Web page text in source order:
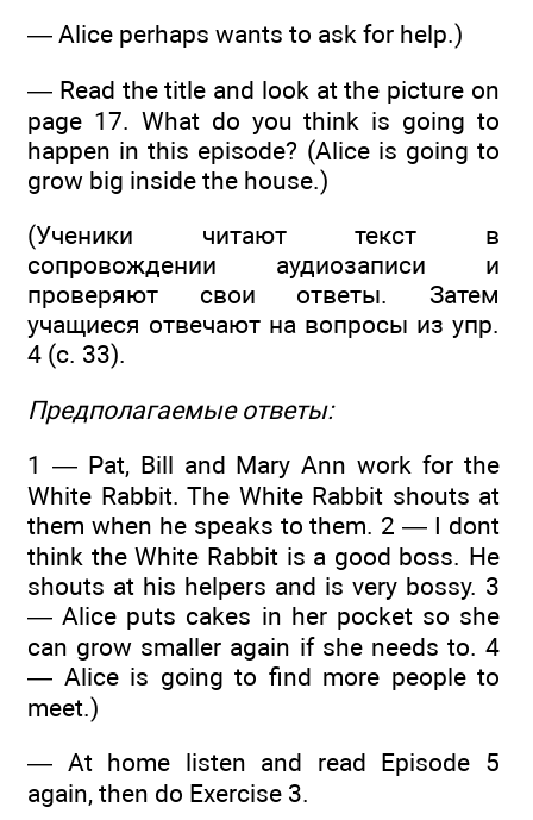
— Alice perhaps wants to ask for help.)
— Read the title and look at the picture on
page 17. What do you think is going to
happen in this episode? (Alice is going to
grow big inside the house.)
(Ученики читают текст в
сопровождении аудиозаписи и
проверяют свои ответы. Затем
учащиеся отвечают на вопросы из упр.
4 (с. 33).
Предполагаемые ответы:
1 — Pat, Bill and Mary Ann work for the
White Rabbit. The White Rabbit shouts at
them when he speaks to them. 2 — I dont
think the White Rabbit is a good boss. He
shouts at his helpers and is very bossy. 3
— Alice puts cakes in her pocket so she
can grow smaller again if she needs to. 4
— Alice is going to find more people to
meet.)
— At home listen and read Episode 5
again, then do Exercise 3.